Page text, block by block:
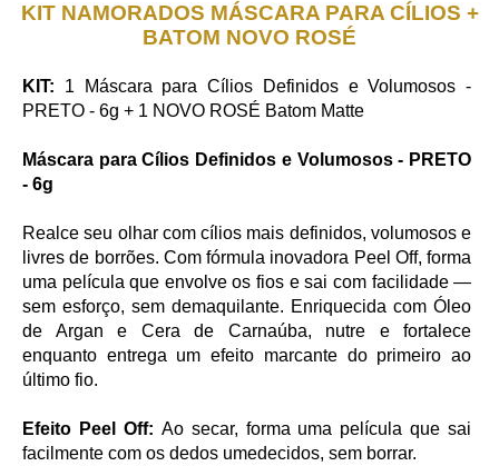
KIT NAMORADOS MÁSCARA PARA CÍLIOS +
BATOM NOVO ROSÉ
KIT: 1 Máscara para Cílios Definidos e Volumosos -
PRETO - 6g + 1 NOVO ROSÉ Batom Matte
Máscara para Cílios Definidos e Volumosos - PRETO
- 6g
Realce seu olhar com cílios mais definidos, volumosos e
livres de borrões. Com fórmula inovadora Peel Off, forma
uma película que envolve os fios e sai com facilidade —
sem esforço, sem demaquilante. Enriquecida com Óleo
de Argan e Cera de Carnaúba, nutre e fortalece
enquanto entrega um efeito marcante do primeiro ao
último fio.
Efeito Peel Off: Ao secar, forma uma película que sai
facilmente com os dedos umedecidos, sem borrar.